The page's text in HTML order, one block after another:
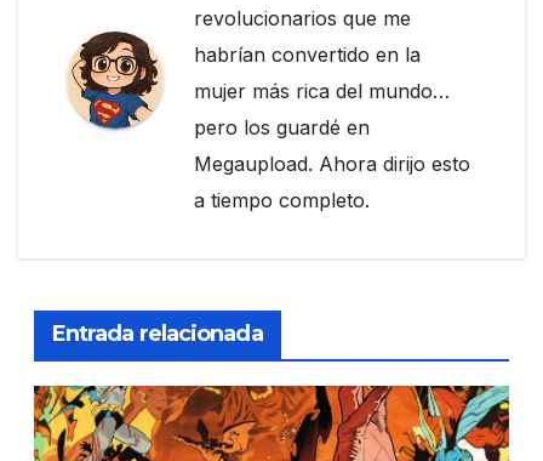
revolucionarios que me
habrían convertido en la
mujer más rica del mundo…
pero los guardé en
Megaupload. Ahora dirijo esto
a tiempo completo.
Entrada relacionada